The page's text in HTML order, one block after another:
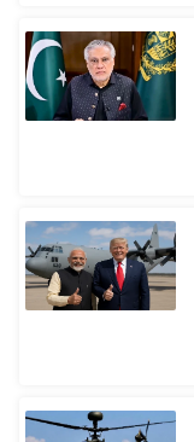
0
2
6
म
ई
-
पे
मि